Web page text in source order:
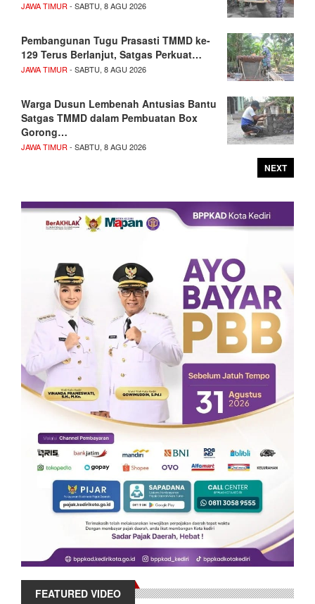
JAWA TIMUR- SABTU, 8 AGU 2026
Pembangunan Tugu Prasasti TMMD ke-
129 Terus Berlanjut, Satgas Perkuat…
JAWA TIMUR- SABTU, 8 AGU 2026
Warga Dusun Lembenah Antusias Bantu
Satgas TMMD dalam Pembuatan Box
Gorong…
JAWA TIMUR- SABTU, 8 AGU 2026
NEXT
FEATURED VIDEO